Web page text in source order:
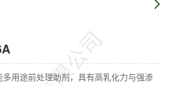
用途前处理助剂，具有高乳化力与强渗